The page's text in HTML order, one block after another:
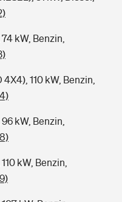
kW, Benzin,
110 kW, Benzin,
kW, Benzin,
kW, Benzin,